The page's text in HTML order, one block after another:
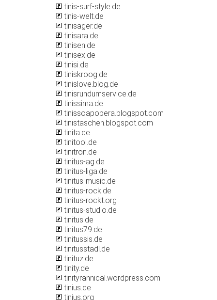
tinis-surf-style.de
tinis-welt.de
tinisager.de
tinisara.de
tinisen.de
tinisex.de
tinisi.de
tiniskroog.de
tinislove.blog.de
tinisrundumservice.de
tinissima.de
tinissoapopera.blogspot.com
tinistaschen.blogspot.com
tinita.de
tinitool.de
tinitron.de
tinitus-ag.de
tinitus-liga.de
tinitus-music.de
tinitus-rock.de
tinitus-rockt.org
tinitus-studio.de
tinitus.de
tinitus79.de
tinitussis.de
tinitusstadl.de
tinituz.de
tinity.de
tinityrannical.wordpress.com
tinius.de
tinius.org